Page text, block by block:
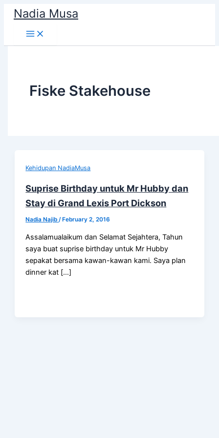
Skip
content
Nadia Musa
Fiske Stakehouse
Kehidupan NadiaMusa
Suprise Birthday untuk Mr Hubby dan
Stay di Grand Lexis Port Dickson
Nadia Najib/ February 2, 2016
Assalamualaikum dan Selamat Sejahtera, Tahun
saya buat suprise birthday untuk Mr Hubby
sepakat bersama kawan-kawan kami. Saya plan
dinner kat […]